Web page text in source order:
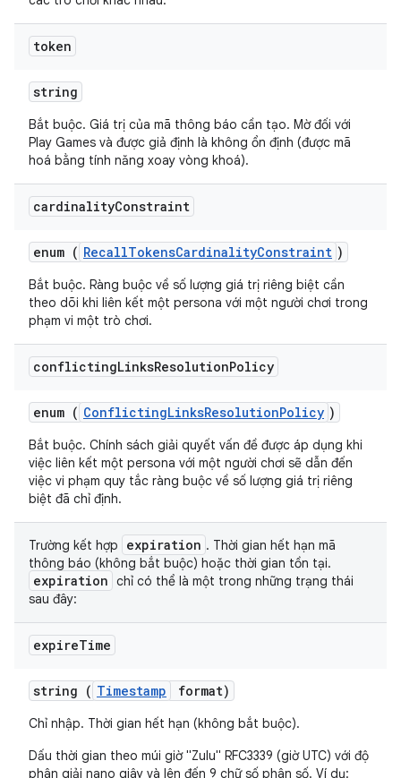
token
string
Bắt buộc. Giá trị của mã thông báo cần tạo. Mờ đối với
Play Games và được giả định là không ổn định (được mã
hoá bằng tính năng xoay vòng khoá).
cardinalityConstraint
enum ( RecallTokensCardinalityConstraint )
Bắt buộc. Ràng buộc về số lượng giá trị riêng biệt cần
theo dõi khi liên kết một persona với một người chơi trong
phạm vi một trò chơi.
conflictingLinksResolutionPolicy
enum ( ConflictingLinksResolutionPolicy )
Bắt buộc. Chính sách giải quyết vấn đề được áp dụng khi
việc liên kết một persona với một người chơi sẽ dẫn đến
việc vi phạm quy tắc ràng buộc về số lượng giá trị riêng
biệt đã chỉ định.
Trường kết hợp expiration . Thời gian hết hạn mã
thông báo (không bắt buộc) hoặc thời gian tồn tại.
expiration chỉ có thể là một trong những trạng thái
sau đây:
expireTime
string ( Timestamp format)
Chỉ nhập. Thời gian hết hạn (không bắt buộc).
Dấu thời gian theo múi giờ "Zulu" RFC3339 (giờ UTC) với độ
phân giải nano giây và lên đến 9 chữ số phân số. Ví dụ: